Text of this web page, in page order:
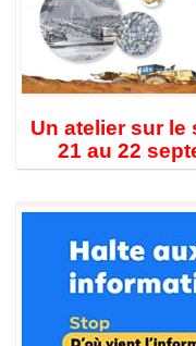
Un atelier sur le
21 au 22